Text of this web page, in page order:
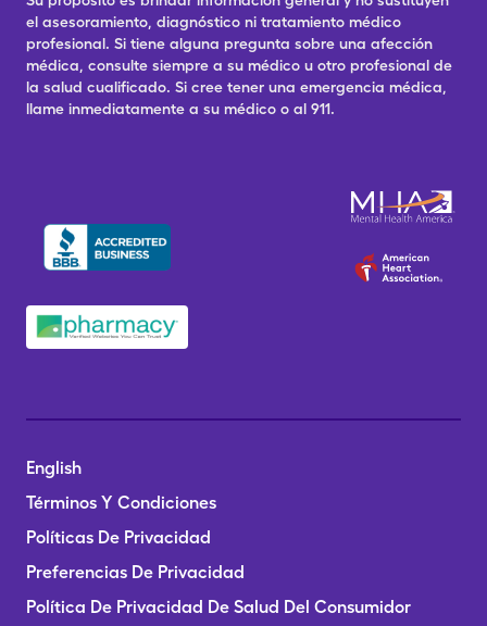
el asesoramiento, diagnóstico ni tratamiento médico
profesional. Si tiene alguna pregunta sobre una afección
médica, consulte siempre a su médico u otro profesional de
la salud cualificado. Si cree tener una emergencia médica,
llame inmediatamente a su médico o al 911.
English
Términos Y Condiciones
Políticas De Privacidad
Preferencias De Privacidad
Política De Privacidad De Salud Del Consumidor